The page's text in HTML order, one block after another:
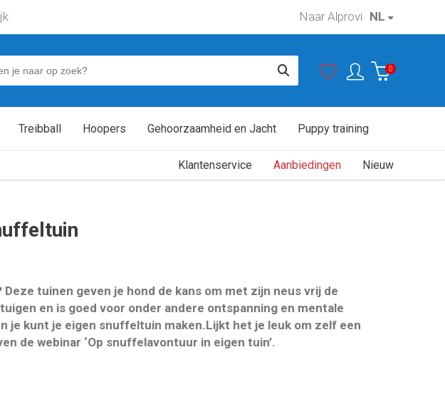
NL
Naar Alprovi
0
Treibball Hoopers Gehoorzaamheid en Jacht Puppy training
Nieuw
Aanbiedingen
Klantenservice
tuinen geven je hond de kans om met zijn neus vrij de
en is goed voor onder andere ontspanning en mentale
je kunt je eigen snuffeltuin maken.Lijkt het je leuk om zelf een
de webinar ‘Op snuffelavontuur in eigen tuin’.